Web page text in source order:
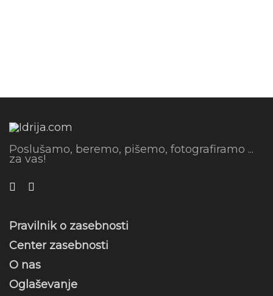
Poslušamo, beremo, pišemo, fotografiramo ...
za vas!
Pravilnik o zasebnosti
Center zasebnosti
O nas
Oglaševanje